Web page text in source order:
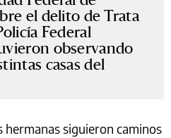
el delito de Trata
Federal
observando
casas del
hermanas siguieron caminos